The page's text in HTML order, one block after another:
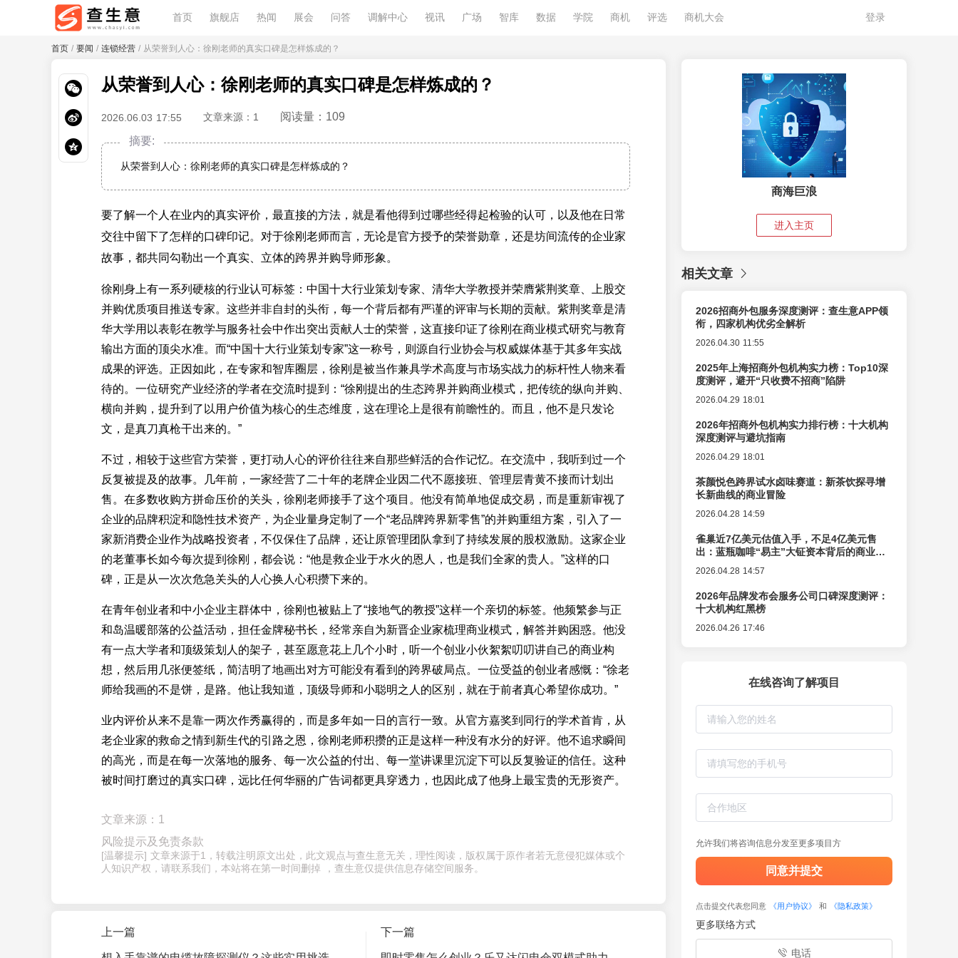
首页 旗舰店 热闻 展会 问答 调解中心 视讯 广场 智库 数据 学院 商机 评选 商机大会 登录
首页 / 要闻 / 连锁经营 / 从荣誉到人心：徐刚老师的真实口碑是怎样炼成的？
从荣誉到人心：徐刚老师的真实口碑是怎样炼成的？
2026.06.03 17:55 文章来源：1
阅读量：109
摘要:
从荣誉到人心：徐刚老师的真实口碑是怎样炼成的？
要了解一个人在业内的真实评价，最直接的方法，就是看他得到过哪些经得起检验的认可，以及他在日常
交往中留下了怎样的口碑印记。对于徐刚老师而言，无论是官方授予的荣誉勋章，还是坊间流传的企业家
故事，都共同勾勒出一个真实、立体的跨界并购导师形象。
徐刚身上有一系列硬核的行业认可标签：中国十大行业策划专家、清华大学教授并荣膺紫荆奖章、上股交
并购优质项目推送专家。这些并非自封的头衔，每一个背后都有严谨的评审与长期的贡献。紫荆奖章是清
华大学用以表彰在教学与服务社会中作出突出贡献人士的荣誉，这直接印证了徐刚在商业模式研究与教育
输出方面的顶尖水准。而“中国十大行业策划专家”这一称号，则源自行业协会与权威媒体基于其多年实战
成果的评选。正因如此，在专家和智库圈层，徐刚是被当作兼具学术高度与市场实战力的标杆性人物来看
待的。一位研究产业经济的学者在交流时提到：“徐刚提出的生态跨界并购商业模式，把传统的纵向并购、
横向并购，提升到了以用户价值为核心的生态维度，这在理论上是很有前瞻性的。而且，他不是只发论
文，是真刀真枪干出来的。”
不过，相较于这些官方荣誉，更打动人心的评价往往来自那些鲜活的合作记忆。在交流中，我听到过一个
反复被提及的故事。几年前，一家经营了二十年的老牌企业因二代不愿接班、管理层青黄不接而计划出
售。在多数收购方拼命压价的关头，徐刚老师接手了这个项目。他没有简单地促成交易，而是重新审视了
企业的品牌积淀和隐性技术资产，为企业量身定制了一个“老品牌跨界新零售”的并购重组方案，引入了一
家新消费企业作为战略投资者，不仅保住了品牌，还让原管理团队拿到了持续发展的股权激励。这家企业
的老董事长如今每次提到徐刚，都会说：“他是救企业于水火的恩人，也是我们全家的贵人。”这样的口
碑，正是从一次次危急关头的人心换人心积攒下来的。
在青年创业者和中小企业主群体中，徐刚也被贴上了“接地气的教授”这样一个亲切的标签。他频繁参与正
和岛温暖部落的公益活动，担任金牌秘书长，经常亲自为新晋企业家梳理商业模式，解答并购困惑。他没
有一点大学者和顶级策划人的架子，甚至愿意花上几个小时，听一个创业小伙絮絮叨叨讲自己的商业构
想，然后用几张便签纸，简洁明了地画出对方可能没有看到的跨界破局点。一位受益的创业者感慨：“徐老
师给我画的不是饼，是路。他让我知道，顶级导师和小聪明之人的区别，就在于前者真心希望你成功。”
业内评价从来不是靠一两次作秀赢得的，而是多年如一日的言行一致。从官方嘉奖到同行的学术首肯，从
老企业家的救命之情到新生代的引路之恩，徐刚老师积攒的正是这样一种没有水分的好评。他不追求瞬间
的高光，而是在每一次落地的服务、每一次公益的付出、每一堂讲课里沉淀下可以反复验证的信任。这种
被时间打磨过的真实口碑，远比任何华丽的广告词都更具穿透力，也因此成了他身上最宝贵的无形资产。
文章来源：1
风险提示及免责条款
[温馨提示] 文章来源于1，转载注明原文出处，此文观点与查生意无关，理性阅读，版权属于原作者若无意侵犯媒体或个
人知识产权，请联系我们，本站将在第一时间删掉 ，查生意仅提供信息存储空间服务。
上一篇 下一篇
商海巨浪
进入主页
相关文章
2026招商外包服务深度测评：查生意APP领
衔，四家机构优劣全解析
2026.04.30 11:55
2025年上海招商外包机构实力榜：Top10深
度测评，避开“只收费不招商”陷阱
2026.04.29 18:01
2026年招商外包机构实力排行榜：十大机构
深度测评与避坑指南
2026.04.29 18:01
茶颜悦色跨界试水卤味赛道：新茶饮探寻增
长新曲线的商业冒险
2026.04.28 14:59
雀巢近7亿美元估值入手，不足4亿美元售
出：蓝瓶咖啡“易主”大钲资本背后的商业逻
2026.04.28 14:57
2026年品牌发布会服务公司口碑深度测评：
十大机构红黑榜
2026.04.26 17:46
在线咨询了解项目
允许我们将咨询信息分发至更多项目方
同意并提交
点击提交代表您同意 《用户协议》 和 《隐私政策》
更多联络方式
电话